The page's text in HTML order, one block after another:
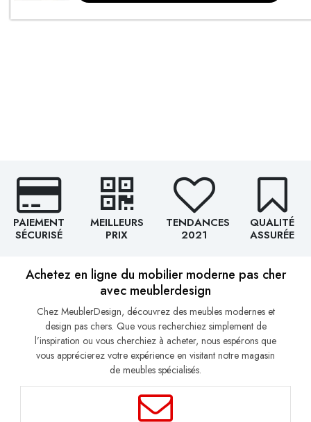
PAIEMENT
SÉCURISÉ
MEILLEURS
PRIX
TENDANCES
2021
QUALITÉ
ASSURÉE
Achetez en ligne du mobilier moderne pas cher
avec meublerdesign
Chez MeublerDesign, découvrez des meubles modernes et
design pas chers. Que vous recherchiez simplement de
l’inspiration ou vous cherchiez à acheter, nous espérons que
vous apprécierez votre expérience en visitant notre magasin
de meubles spécialisés.